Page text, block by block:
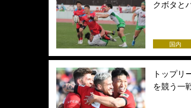
クボタと
国内
トップリ
を競う一